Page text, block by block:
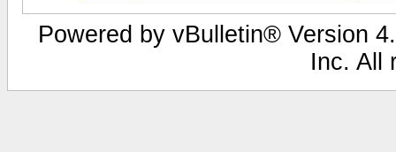
Powered by vBulletin® Version
Inc. All